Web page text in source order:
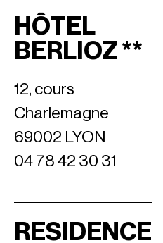
HÔTEL
BERLIOZ **
12, cours
Charlemagne
69002 LYON
04 78 42 30 31
RESIDENCE